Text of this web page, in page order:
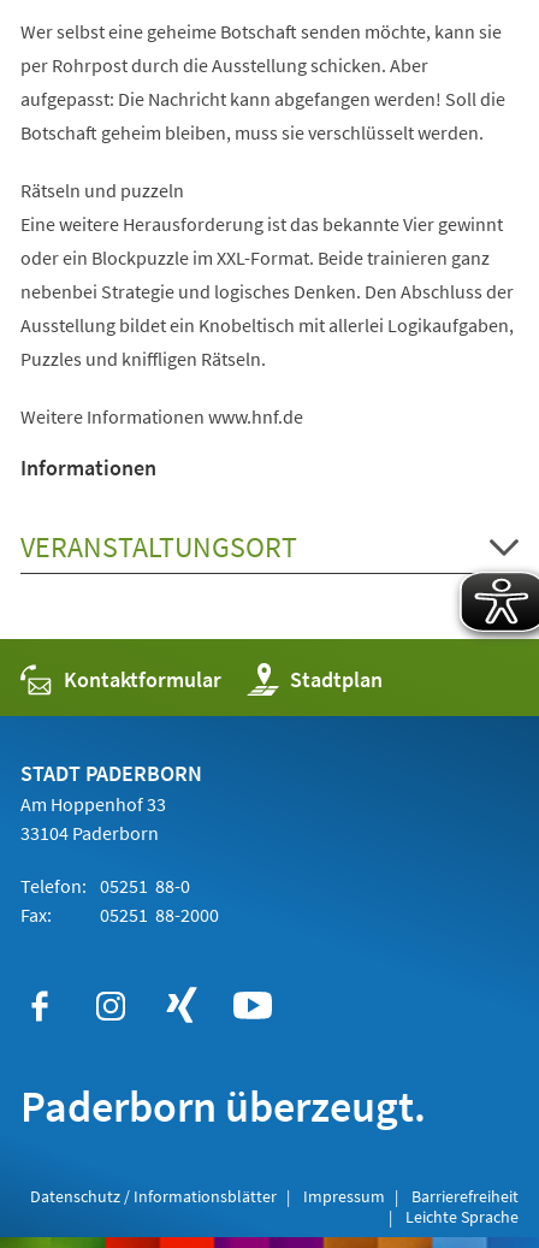
Wer selbst eine geheime Botschaft senden möchte, kann sie
per Rohrpost durch die Ausstellung schicken. Aber
aufgepasst: Die Nachricht kann abgefangen werden! Soll die
Botschaft geheim bleiben, muss sie verschlüsselt werden.
Rätseln und puzzeln
Eine weitere Herausforderung ist das bekannte Vier gewinnt
oder ein Blockpuzzle im XXL-Format. Beide trainieren ganz
nebenbei Strategie und logisches Denken. Den Abschluss der
Ausstellung bildet ein Knobeltisch mit allerlei Logikaufgaben,
Puzzles und kniffligen Rätseln.
Weitere Informationen www.hnf.de
Informationen
VERANSTALTUNGSORT
Kontaktformular Stadtplan
(Öffnet
in
einem
STADT PADERBORN
Am Hoppenhof 33
33104 Paderborn
Telefon: 05251 88-0
Fax:
05251 88-2000
Paderborn überzeugt.
Datenschutz / Informationsblätter Impressum
Barrierefreiheit
Leichte Sprache